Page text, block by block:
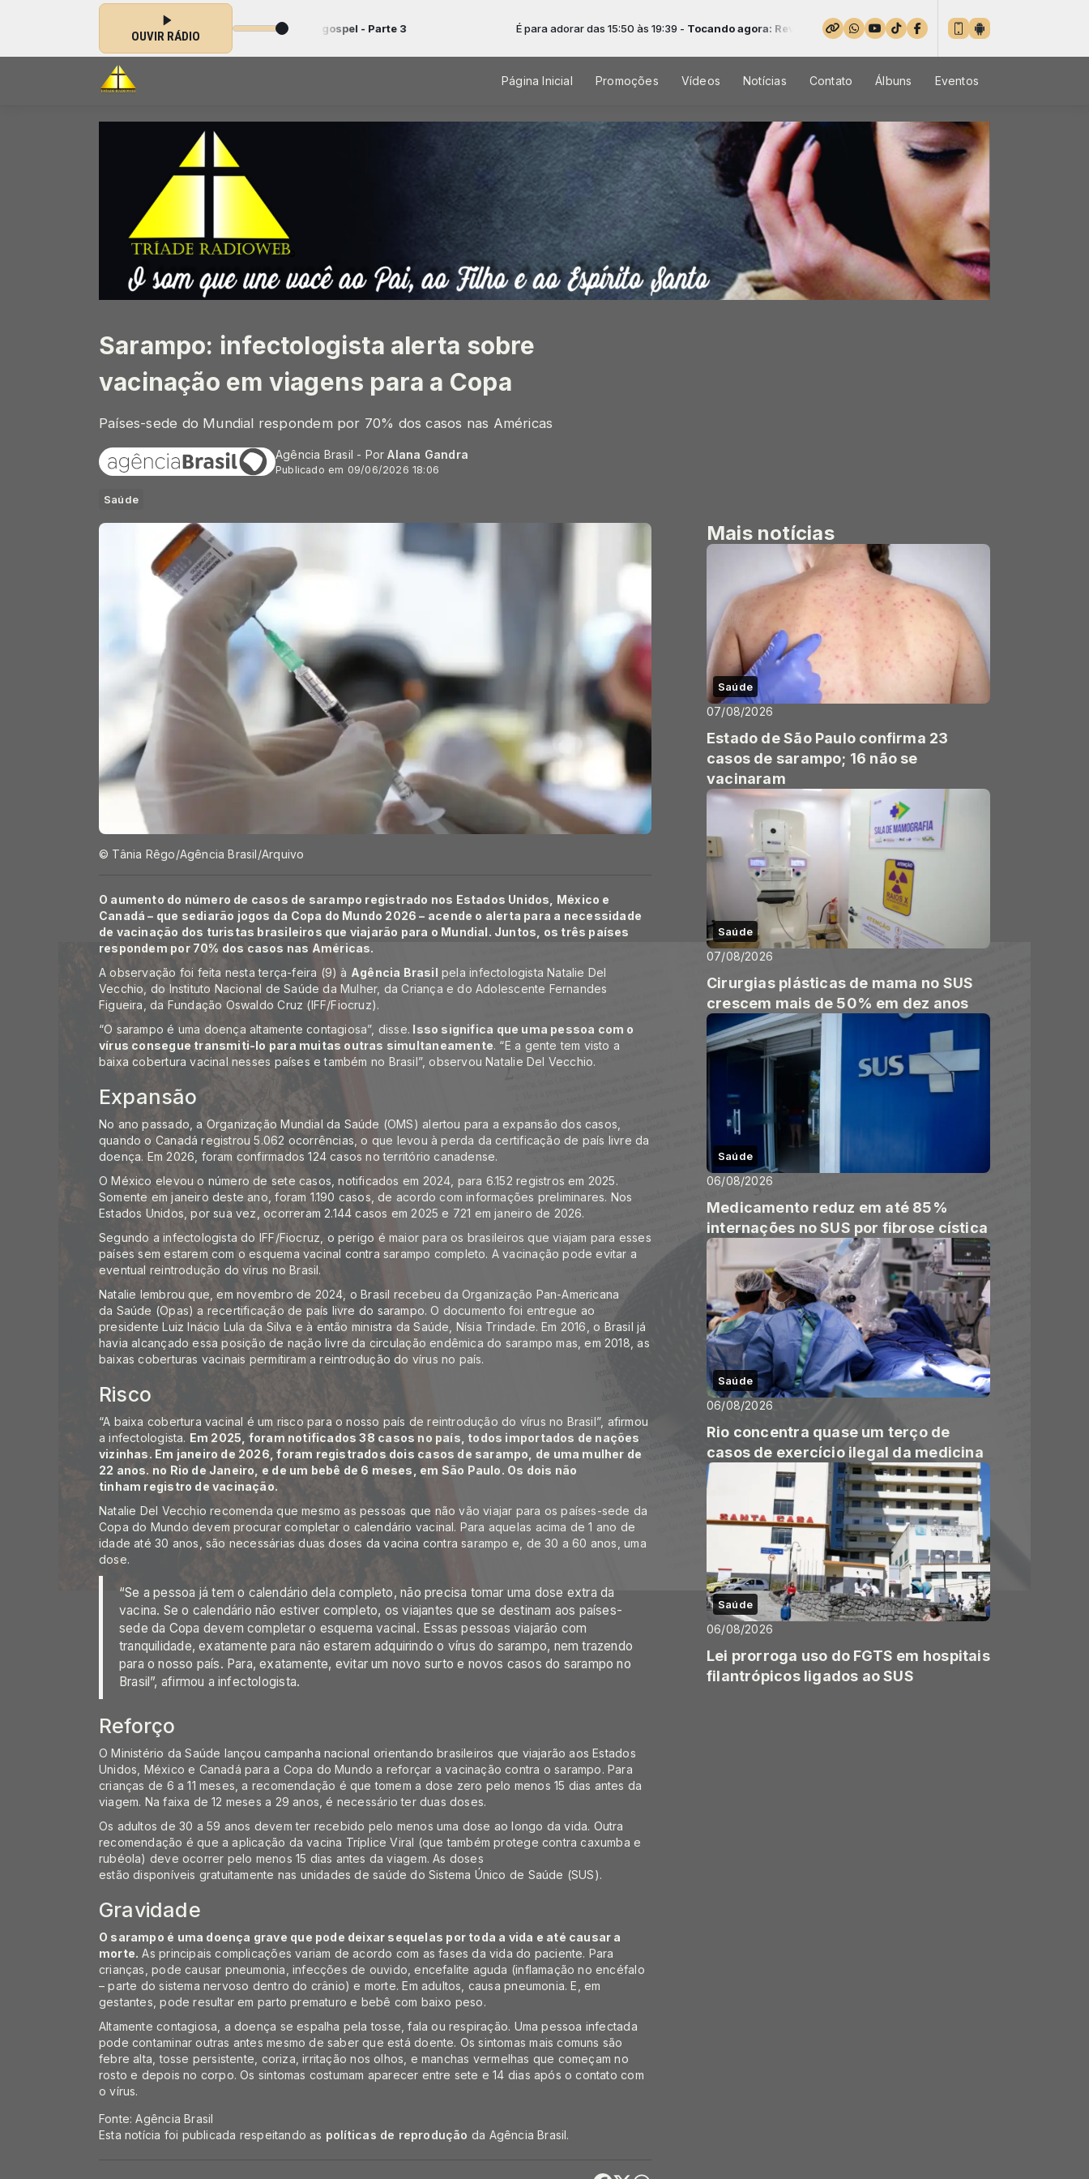
OUVIR RÁDIO
Tocando agora: Review gospel - Parte 3 É para adorar das 15:50 às 19:39 -Tocando agora: Review gospel - Parte 3
Página Inicial Promoções Vídeos Notícias Contato Álbuns Eventos
Sarampo: infectologista alerta sobre
vacinação em viagens para a Copa
Países-sede do Mundial respondem por 70% dos casos nas Américas
Agência Brasil - PorAlana Gandra
Publicado em 09/06/2026 18:06
Saúde
© Tânia Rêgo/Agência Brasil/Arquivo
O aumento do número de casos de sarampo registrado nos Estados Unidos, México e
Canadá – que sediarão jogos da Copa do Mundo 2026 – acende o alerta para a necessidade
de vacinação dos turistas brasileiros que viajarão para o Mundial. Juntos, os três países
respondem por 70% dos casos nas Américas.
A observação foi feita nesta terça-feira (9) à Agência Brasil pela infectologista Natalie Del
Vecchio, do Instituto Nacional de Saúde da Mulher, da Criança e do Adolescente Fernandes
Figueira, da Fundação Oswaldo Cruz (IFF/Fiocruz).
“O sarampo é uma doença altamente contagiosa”, disse. Isso significa que uma pessoa com o
vírus consegue transmiti-lo para muitas outras simultaneamente. “E a gente tem visto a
baixa cobertura vacinal nesses países e também no Brasil”, observou Natalie Del Vecchio.
Expansão
No ano passado, a Organização Mundial da Saúde (OMS) alertou para a expansão dos casos,
quando o Canadá registrou 5.062 ocorrências, o que levou à perda da certificação de país livre da
doença. Em 2026, foram confirmados 124 casos no território canadense.
O México elevou o número de sete casos, notificados em 2024, para 6.152 registros em 2025.
Somente em janeiro deste ano, foram 1.190 casos, de acordo com informações preliminares. Nos
Estados Unidos, por sua vez, ocorreram 2.144 casos em 2025 e 721 em janeiro de 2026.
Segundo a infectologista do IFF/Fiocruz, o perigo é maior para os brasileiros que viajam para esses
países sem estarem com o esquema vacinal contra sarampo completo. A vacinação pode evitar a
eventual reintrodução do vírus no Brasil.
Natalie lembrou que, em novembro de 2024, o Brasil recebeu da Organização Pan-Americana
da Saúde (Opas) a recertificação de país livre do sarampo. O documento foi entregue ao
presidente Luiz Inácio Lula da Silva e à então ministra da Saúde, Nísia Trindade. Em 2016, o Brasil já
havia alcançado essa posição de nação livre da circulação endêmica do sarampo mas, em 2018, as
baixas coberturas vacinais permitiram a reintrodução do vírus no país.
Risco
“A baixa cobertura vacinal é um risco para o nosso país de reintrodução do vírus no Brasil”, afirmou
a infectologista. Em 2025, foram notificados 38 casos no país, todos importados de nações
vizinhas. Em janeiro de 2026, foram registrados dois casos de sarampo, de uma mulher de
22 anos. no Rio de Janeiro, e de um bebê de 6 meses, em São Paulo. Os dois não
tinham registro de vacinação.
Natalie Del Vecchio recomenda que mesmo as pessoas que não vão viajar para os países-sede da
Copa do Mundo devem procurar completar o calendário vacinal. Para aquelas acima de 1 ano de
idade até 30 anos, são necessárias duas doses da vacina contra sarampo e, de 30 a 60 anos, uma
dose.
“Se a pessoa já tem o calendário dela completo, não precisa tomar uma dose extra da
vacina. Se o calendário não estiver completo, os viajantes que se destinam aos países-
sede da Copa devem completar o esquema vacinal. Essas pessoas viajarão com
tranquilidade, exatamente para não estarem adquirindo o vírus do sarampo, nem trazendo
para o nosso país. Para, exatamente, evitar um novo surto e novos casos do sarampo no
Brasil”, afirmou a infectologista.
Reforço
O Ministério da Saúde lançoucampanha nacional orientando brasileiros que viajarão aos Estados
Unidos, México e Canadá para a Copa do Mundo a reforçar a vacinação contra o sarampo. Para
crianças de 6 a 11 meses, a recomendação é que tomem a dose zero pelo menos 15 dias antes da
viagem. Na faixa de 12 meses a 29 anos, é necessário ter duas doses.
Os adultos de 30 a 59 anos devem ter recebido pelo menos uma dose ao longo da vida. Outra
recomendação é que a aplicação da vacina Tríplice Viral (que também protege contra caxumba e
rubéola) deve ocorrer pelo menos 15 dias antes da viagem. As doses
estão disponíveis gratuitamente nas unidades de saúde do Sistema Único de Saúde (SUS).
Gravidade
O sarampo é uma doença grave que pode deixar sequelas por toda a vida e até causar a
morte. As principais complicações variam de acordo com as fases da vida do paciente. Para
crianças, pode causar pneumonia, infecções de ouvido, encefalite aguda (inflamação no encéfalo
– parte do sistema nervoso dentro do crânio) e morte. Em adultos, causa pneumonia. E, em
gestantes, pode resultar em parto prematuro e bebê com baixo peso.
Altamente contagiosa, a doença se espalha pela tosse, fala ou respiração. Uma pessoa infectada
pode contaminar outras antes mesmo de saber que está doente. Os sintomas mais comuns são
febre alta, tosse persistente, coriza, irritação nos olhos, e manchas vermelhas que começam no
rosto e depois no corpo. Os sintomas costumam aparecer entre sete e 14 dias após o contato com
o vírus.
Fonte: Agência Brasil
Esta notícia foi publicada respeitando as políticas de reprodução da Agência Brasil.
Mais notícias
Saúde
07/08/2026
Estado de São Paulo confirma 23
casos de sarampo; 16 não se
vacinaram
Saúde
07/08/2026
Cirurgias plásticas de mama no SUS
crescem mais de 50% em dez anos
Saúde
06/08/2026
Medicamento reduz em até 85%
internações no SUS por fibrose cística
Saúde
06/08/2026
Rio concentra quase um terço de
casos de exercício ilegal da medicina
Saúde
06/08/2026
Lei prorroga uso do FGTS em hospitais
filantrópicos ligados ao SUS